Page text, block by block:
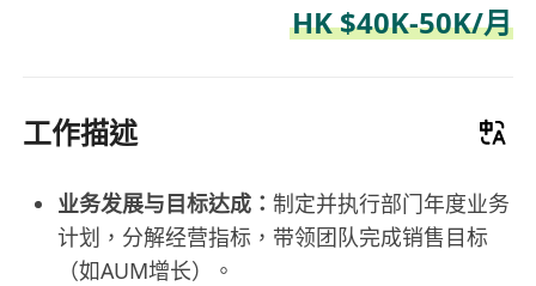
HK $40K-50K/月
工作描述
业务发展与目标达成： 制定并执行部门年度业务
计划，分解经营指标，带领团队完成销售目标
（如AUM增长）。